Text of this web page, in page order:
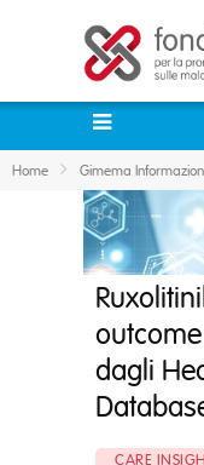
Home Gimema
dagli
CARE